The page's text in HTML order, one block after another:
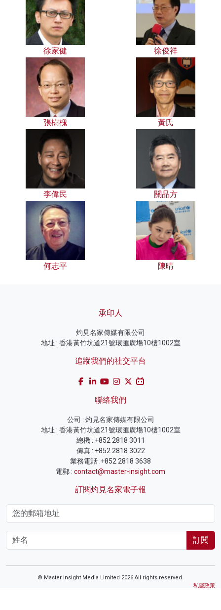
徐家健 徐俊祥
張樹槐 黃氏
李偉民 關品方
何志平 陳晴
承印人
灼見名家傳媒有限公司
地址 : 香港黃竹坑道21號環匯廣場10樓1002室
追蹤我們的社交平台
聯絡我們
公司 : 灼見名家傳媒有限公司
地址 : 香港黃竹坑道21號環匯廣場10樓1002室
總機 : +852 2818 3011
傳真 : +852 2818 3022
業務電話 :+852 2818 3638
電郵 : contact@master-insight.com
訂閱灼見名家電子報
訂閱
© Master Insight Media Limited 2026 All rights reserved.
私隱政策